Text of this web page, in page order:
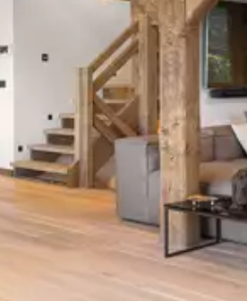
son